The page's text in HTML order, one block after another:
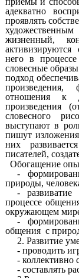
адекватно
проявлять
жизненный,
него в процессе
словесные
подход
произведения,
отношения к
произведения
словесного
выступают в
пишут
них
писателей,
Обогащение
-
природы,
- развиватие
процессе
окружающем
-
общения с
2. Развитие
- проводить
- коллективно
- составлять